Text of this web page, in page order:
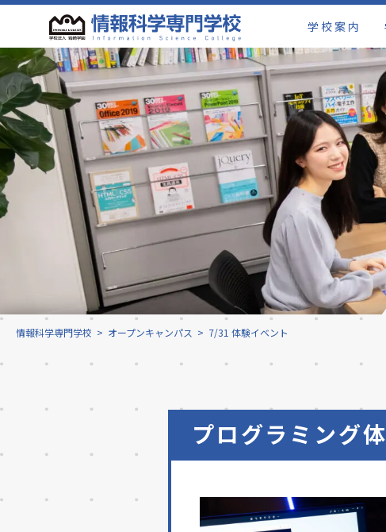
学校案内
情報科学専門学校 > オープンキャンパス > 7/31 体験イベント
プログラミング